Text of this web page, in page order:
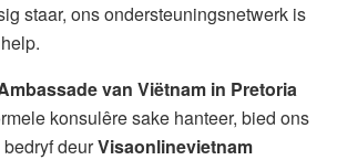
staar, ons ondersteuningsnetwerk is
van Viëtnam in Pretoria
konsulêre sake hanteer, bied ons
deurVisaonlinevietnam